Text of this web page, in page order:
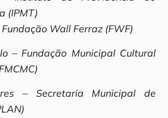
(IPMT)
Wall Ferraz (FWF)
– Fundação Municipal Cultural
– Secretaria Municipal de